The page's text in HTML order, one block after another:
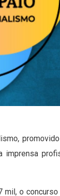
imprensa
o